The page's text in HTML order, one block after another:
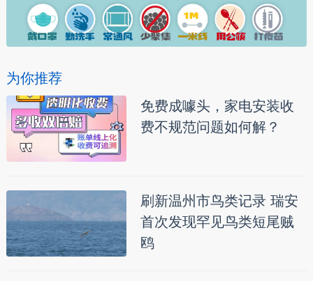
为你推荐
免费成噱头，家电安装收
费不规范问题如何解？
刷新温州市鸟类记录 瑞安
首次发现罕见鸟类短尾贼
鸥